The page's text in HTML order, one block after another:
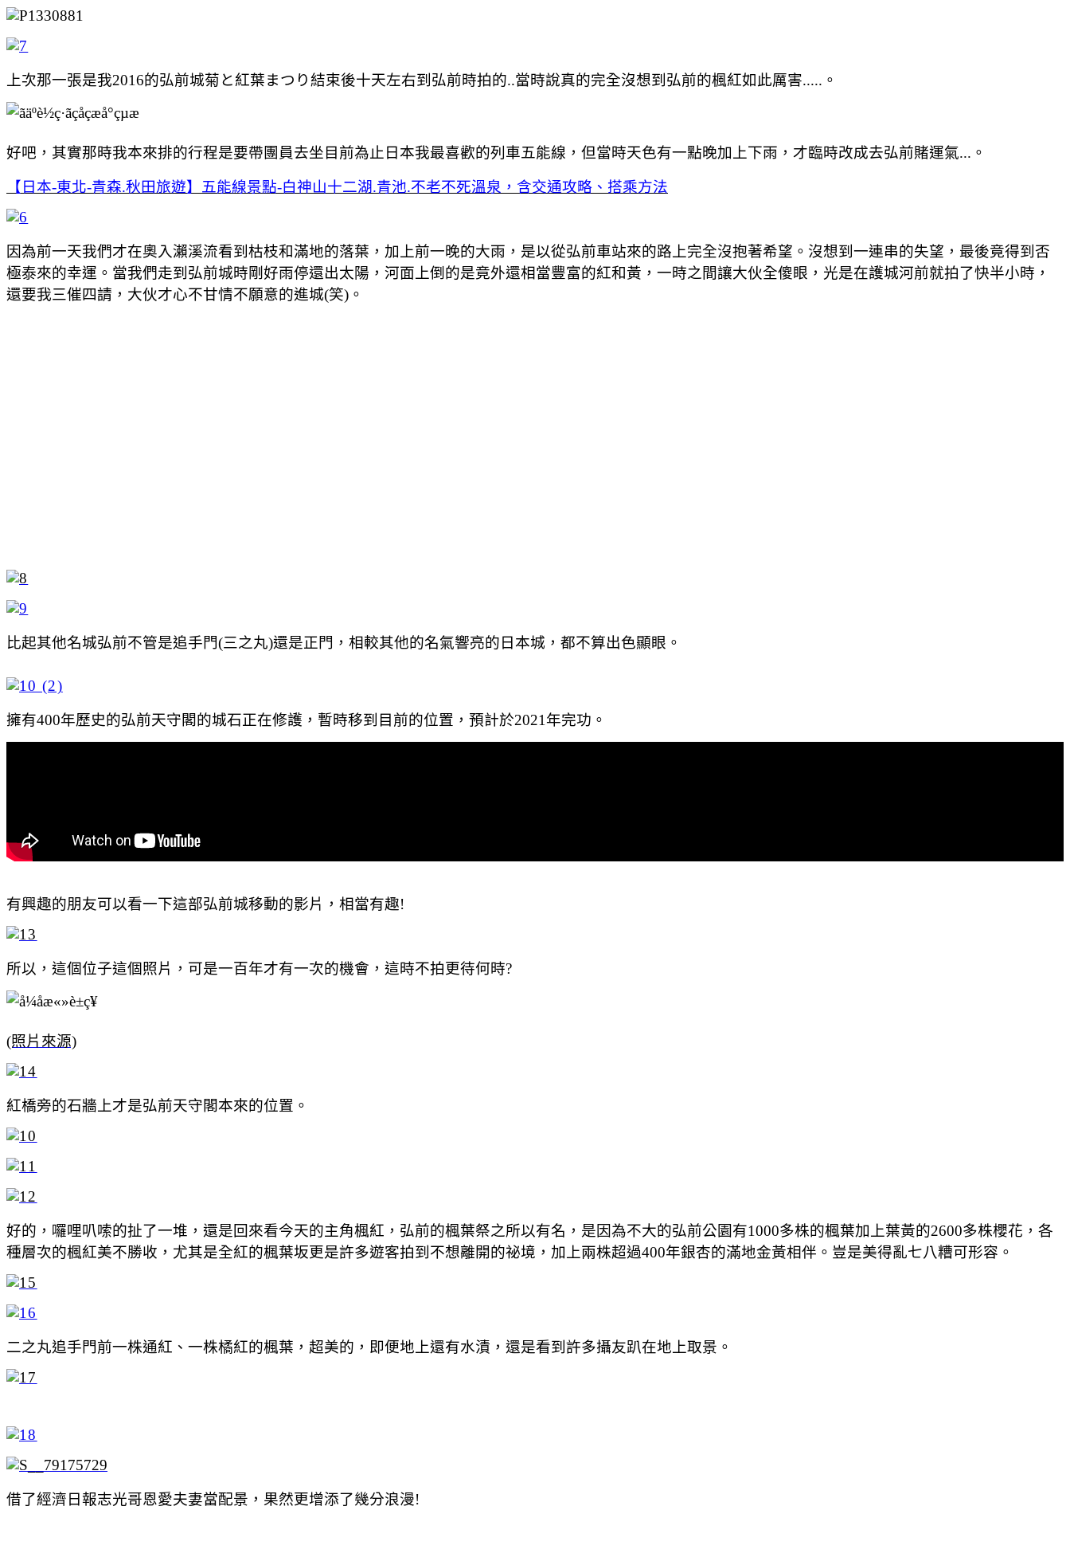
上次那一張是我2016的弘前城菊と紅葉まつり結束後十天左右到弘前時拍的..當時說真的完全沒想到弘前的楓紅如此厲害.....。
好吧，其實那時我本來排的行程是要帶團員去坐目前為止日本我最喜歡的列車五能線，但當時天色有一點晚加上下雨，才臨時改成去弘前賭運氣...。
【日本-東北-青森.秋田旅遊】五能線景點-白神山十二湖.青池.不老不死溫泉，含交通攻略、搭乘方法
因為前一天我們才在奧入瀨溪流看到枯枝和滿地的落葉，加上前一晚的大雨，是以從弘前車站來的路上完全沒抱著希望。沒想到一連串的失望，最後竟得到否
極泰來的幸運。當我們走到弘前城時剛好雨停還出太陽，河面上倒的是竟外還相當豐富的紅和黃，一時之間讓大伙全傻眼，光是在護城河前就拍了快半小時，
還要我三催四請，大伙才心不甘情不願意的進城(笑)。
比起其他名城弘前不管是追手門(三之丸)還是正門，相較其他的名氣響亮的日本城，都不算出色顯眼。
擁有400年歷史的弘前天守閣的城石正在修護，暫時移到目前的位置，預計於2021年完功。
有興趣的朋友可以看一下這部弘前城移動的影片，相當有趣!
所以，這個位子這個照片，可是一百年才有一次的機會，這時不拍更待何時?
(照片來源)
紅橋旁的石牆上才是弘前天守閣本來的位置。
好的，囉哩叭嗦的扯了一堆，還是回來看今天的主角楓紅，弘前的楓葉祭之所以有名，是因為不大的弘前公園有1000多株的楓葉加上葉黃的2600多株櫻花，各
種層次的楓紅美不勝收，尤其是全紅的楓葉坂更是許多遊客拍到不想離開的祕境，加上兩株超過400年銀杏的滿地金黃相伴。豈是美得亂七八糟可形容。
二之丸追手門前一株通紅、一株橘紅的楓葉，超美的，即便地上還有水漬，還是看到許多攝友趴在地上取景。
借了經濟日報志光哥恩愛夫妻當配景，果然更增添了幾分浪漫!